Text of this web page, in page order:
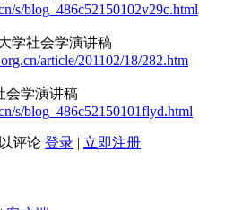
s/blog_486c52150102v29c.html
学社会学演讲稿
article/201102/18/282.htm
会学演讲稿
s/blog_486c52150101flyd.html
评论 登录 | 立即注册